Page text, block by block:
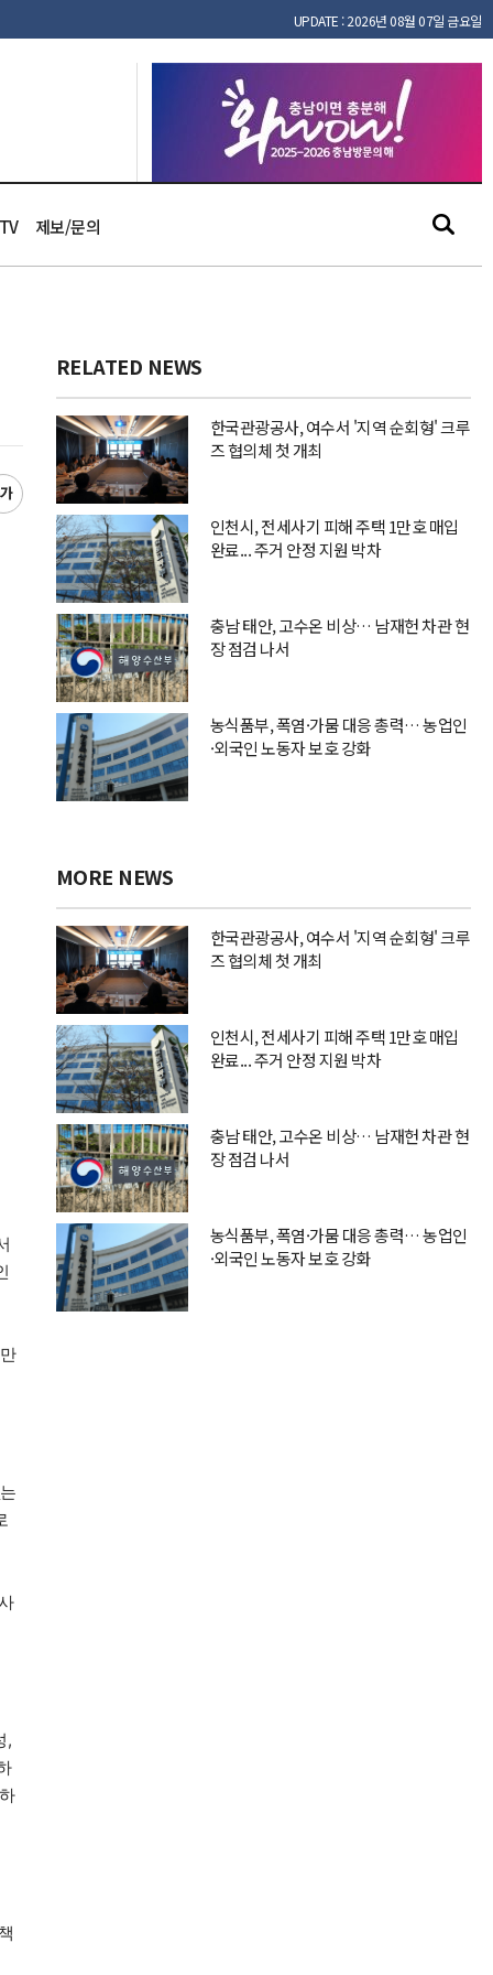
UPDATE : 2026년 08월 07일 금요일
제보/문의
글
,
RELATED NEWS
한국관광공사, 여수서 '지역 순회형' 크루
즈 협의체 첫 개최
인천시, 전세사기 피해 주택 1만호 매입
완료... 주거 안정 지원 박차
충남 태안, 고수온 비상… 남재헌 차관 현
장 점검 나서
농식품부, 폭염·가뭄 대응 총력… 농업인
·외국인 노동자 보호 강화
MORE NEWS
한국관광공사, 여수서 '지역 순회형' 크루
즈 협의체 첫 개최
인천시, 전세사기 피해 주택 1만호 매입
완료... 주거 안정 지원 박차
충남 태안, 고수온 비상… 남재헌 차관 현
장 점검 나서
농식품부, 폭염·가뭄 대응 총력… 농업인
·외국인 노동자 보호 강화